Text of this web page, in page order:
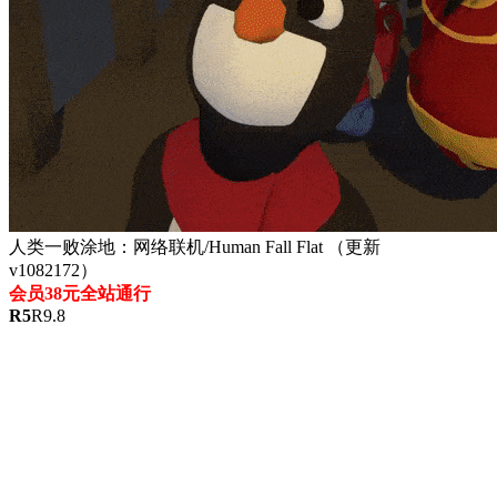
人类一败涂地：网络联机/Human Fall Flat （更新
v1082172）
会员38元全站通行
R5R9.8